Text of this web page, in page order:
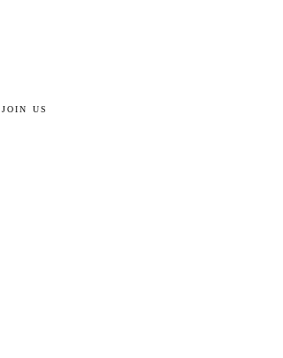
JOIN US